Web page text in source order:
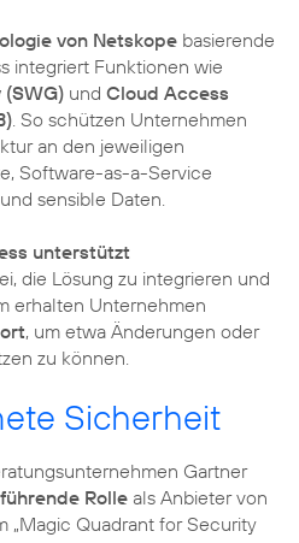
von Netskope basierende
integriert Funktionen wie
und Cloud Access
. So schützen Unternehmen
an den jeweiligen
Software-as-a-Service
sensible Daten.
unterstützt
die Lösung zu integrieren und
erhalten Unternehmen
, um etwa Änderungen oder
zu können.
Sicherheit
Gartner
führende Rolle als Anbieter von
„Magic Quadrant for Security